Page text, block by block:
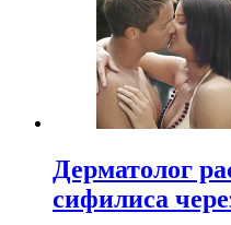
Дерматолог
сифилиса